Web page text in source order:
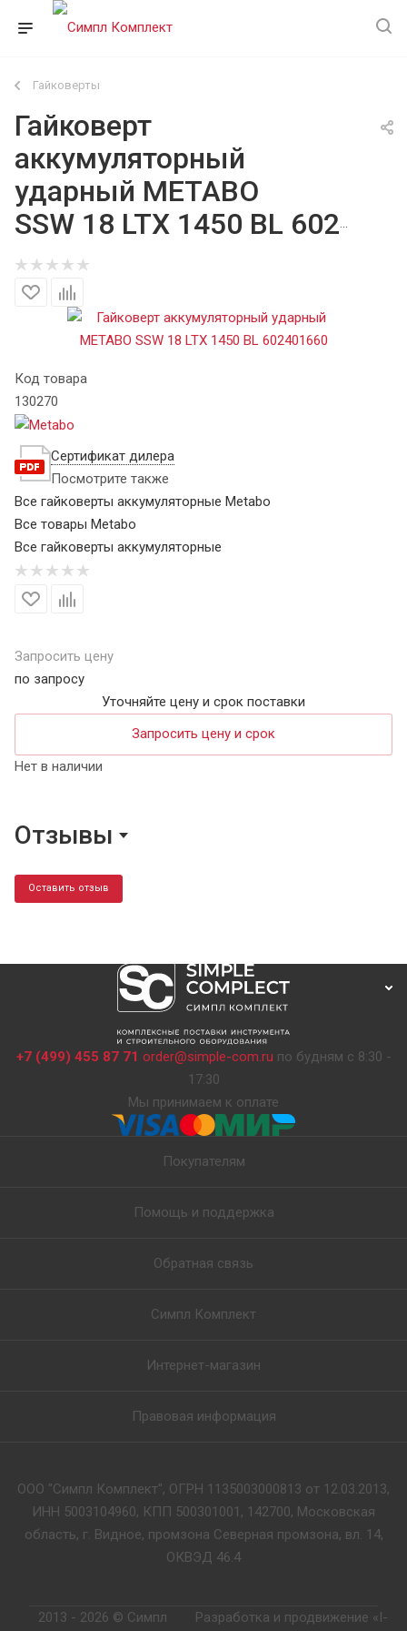
Гайковерты
Гайковерт
аккумуляторный
ударный METABO
SSW 18 LTX 1450 BL 602401660
Код товара
130270
Сертификат дилера
Посмотрите также
Все гайковерты аккумуляторные Metabo
Все товары Metabo
Все гайковерты аккумуляторные
Запросить цену
по запросу
Уточняйте цену и срок поставки
Запросить цену и срок
Нет в наличии
Отзывы
Оставить отзыв
+7 (499) 455 87 71 order@simple-com.ru по будням с 8:30 -
17:30
Мы принимаем к оплате
Покупателям
Помощь и поддержка
Обратная связь
Симпл Комплект
Интернет-магазин
Правовая информация
ООО "Симпл Комплект", ОГРН 1135003000813 от 12.03.2013,
ИНН 5003104960, КПП 500301001, 142700, Московская
область, г. Видное, промзона Северная промзона, вл. 14,
ОКВЭД 46.4
2013 - 2026 © Симпл Разработка и продвижение «I-